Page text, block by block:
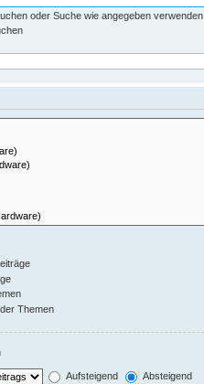
oder Suche wie angegeben verwenden
Themen
Aufsteigend Absteigend